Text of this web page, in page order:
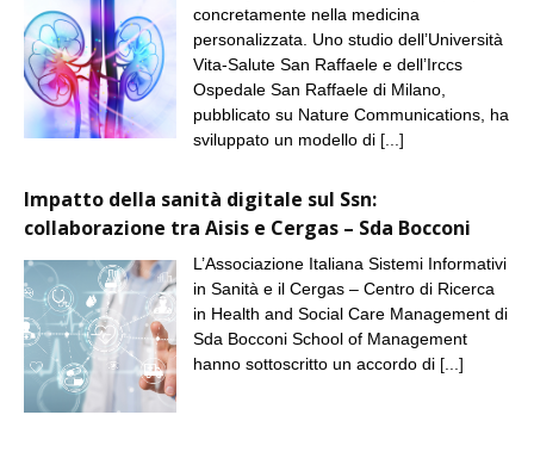
concretamente nella medicina
personalizzata. Uno studio dell’Università
Vita-Salute San Raffaele e dell’Irccs
Ospedale San Raffaele di Milano,
pubblicato su Nature Communications, ha
sviluppato un modello di [...]
Impatto della sanità digitale sul Ssn:
collaborazione tra Aisis e Cergas – Sda Bocconi
L’Associazione Italiana Sistemi Informativi
in Sanità e il Cergas – Centro di Ricerca
in Health and Social Care Management di
Sda Bocconi School of Management
hanno sottoscritto un accordo di [...]